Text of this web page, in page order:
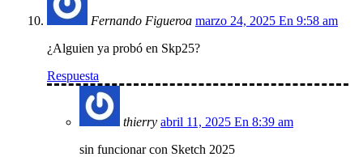
Fernando Figueroa marzo 24, 2025 En 9:58 am
¿Alguien ya probó en Skp25?
Respuesta
thierry abril 11, 2025 En 8:39 am
sin funcionar con Sketch 2025